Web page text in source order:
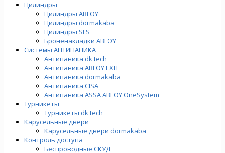
Цилиндры
Цилиндры ABLOY
Цилиндры dormakaba
Цилиндры SLS
Броненакладки ABLOY
Системы АНТИПАНИКА
Антипаника dk tech
Антипаника ABLOY EXIT
Антипаника dormakaba
Антипаника СISA
Антипаника ASSA ABLOY OneSystem
Турникеты
Турникеты dk tech
Карусельные двери
Карусельные двери dormakaba
Контроль доступа
Беспроводные СКУД